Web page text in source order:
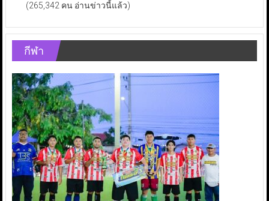
(265,342 คน อ่านข่าวนี้แล้ว)
กีฬา